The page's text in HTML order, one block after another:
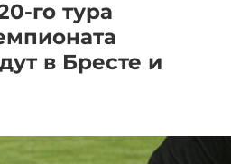
го тура
в Бресте и